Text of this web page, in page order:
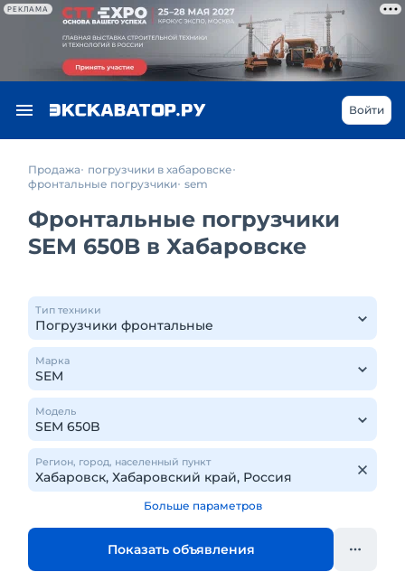
РЕКЛАМА
Войти
Продажа
погрузчики в хабаровске
фронтальные погрузчики sem
Фронтальные погрузчики
SEM 650B в Хабаровске
Тип техники
Марка
Модель
Регион, город, населенный пункт
Больше параметров
Показать объявления